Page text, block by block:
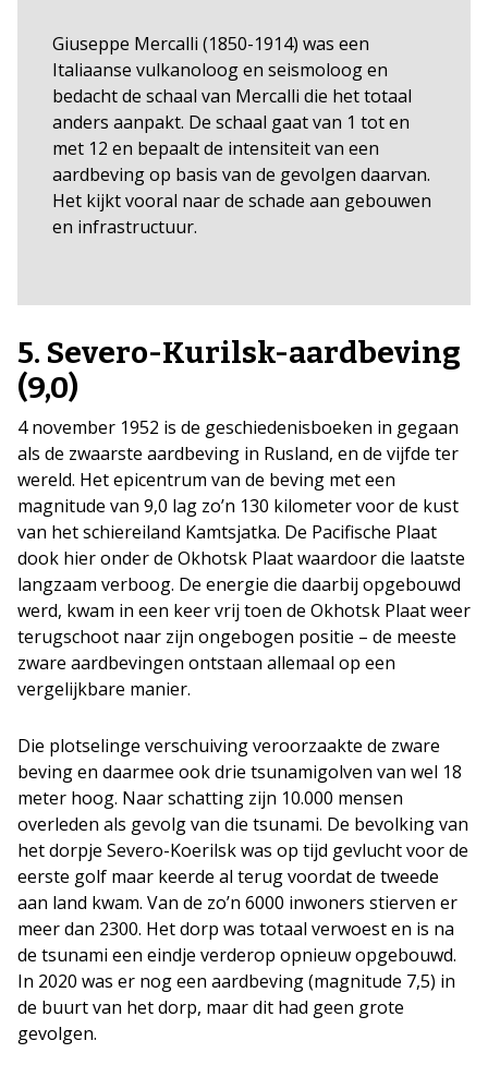
Giuseppe Mercalli (1850-1914) was een
Italiaanse vulkanoloog en seismoloog en
bedacht de schaal van Mercalli die het totaal
anders aanpakt. De schaal gaat van 1 tot en
met 12 en bepaalt de intensiteit van een
aardbeving op basis van de gevolgen daarvan.
Het kijkt vooral naar de schade aan gebouwen
en infrastructuur.
5. Severo-Kurilsk-aardbeving
(9,0)
4 november 1952 is de geschiedenisboeken in gegaan
als de zwaarste aardbeving in Rusland, en de vijfde ter
wereld. Het epicentrum van de beving met een
magnitude van 9,0 lag zo’n 130 kilometer voor de kust
van het schiereiland Kamtsjatka. De Pacifische Plaat
dook hier onder de Okhotsk Plaat waardoor die laatste
langzaam verboog. De energie die daarbij opgebouwd
werd, kwam in een keer vrij toen de Okhotsk Plaat weer
terugschoot naar zijn ongebogen positie – de meeste
zware aardbevingen ontstaan allemaal op een
vergelijkbare manier.
Die plotselinge verschuiving veroorzaakte de zware
beving en daarmee ook drie tsunamigolven van wel 18
meter hoog. Naar schatting zijn 10.000 mensen
overleden als gevolg van die tsunami. De bevolking van
het dorpje Severo-Koerilsk was op tijd gevlucht voor de
eerste golf maar keerde al terug voordat de tweede
aan land kwam. Van de zo’n 6000 inwoners stierven er
meer dan 2300. Het dorp was totaal verwoest en is na
de tsunami een eindje verderop opnieuw opgebouwd.
In 2020 was er nog een aardbeving (magnitude 7,5) in
de buurt van het dorp, maar dit had geen grote
gevolgen.